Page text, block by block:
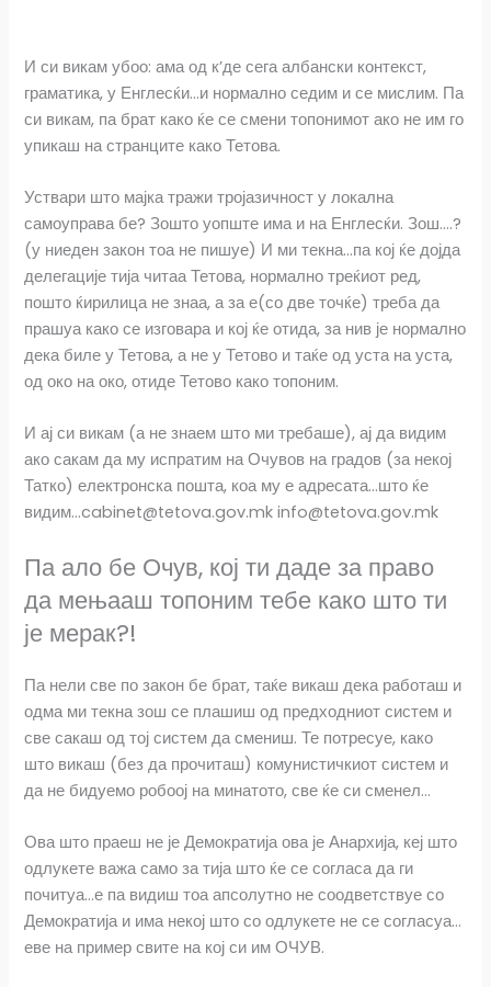
И си викам убоо: ама од к’де сега албански контекст,
граматика, у Енглесќи…и нормално седим и се мислим. Па
си викам, па брат како ќе се смени топонимот ако не им го
упикаш на странците како Тетова.
Уствари што мајка тражи тројазичност у локална
самоуправа бе? Зошто уопште има и на Енглесќи. Зош….?
(у ниеден закон тоа не пишуе) И ми текна…па кој ќе дојда
делегације тија читаа Тетова, нормално треќиот ред,
пошто ќирилица не знаа, а за е(со две точќе) треба да
прашуа како се изговара и кој ќе отида, за нив је нормално
дека биле у Тетова, а не у Тетово и таќе од уста на уста,
од око на око, отиде Тетово како топоним.
И ај си викам (а не знаем што ми требаше), ај да видим
ако сакам да му испратим на Очувов на градов (за некој
Татко) електронска пошта, коа му е адресата…што ќе
видим…cabinet@tetova.gov.mk info@tetova.gov.mk
Па ало бе Очув, кој ти даде за право
да мењааш топоним тебе како што ти
је мерак?!
Па нели све по закон бе брат, таќе викаш дека работаш и
одма ми текна зош се плашиш од предходниот систем и
све сакаш од тој систем да смениш. Те потресуе, како
што викаш (без да прочиташ) комунистичкиот систем и
да не бидуемо робоој на минатото, све ќе си сменел…
Ова што праеш не је Демократија ова је Анархија, кеј што
одлукете важа само за тија што ќе се согласа да ги
почитуа…е па видиш тоа апсолутно не соодветствуе со
Демократија и има некој што со одлукете не се согласуа…
еве на пример свите на кој си им ОЧУВ.